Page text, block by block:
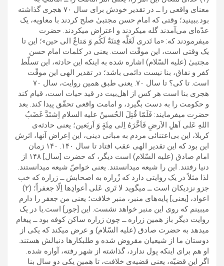
معنای واقعی را ــ در تقدیر خودش برای سال ۷۰ هجری گذاشته
بود.ببینید؛ وقتی که امام حسن مجتبیٰ صلح کردند با معاویه، یک
عدّه‌ای می‌آمدند گله میکردند و اعتراض میکردند. حضرت
میفرمودند که: «ما تَدری لَعَلَّه فِتنَةٌ لَکُم وَ مَتاعٌ الی حین»؛ این تا
یک وقتی است، این موقّت است. یعنی در کلمات امام حسن
مجتبیٰ (علیه السّلام) اشاره شده به اینکه این حادثه، این تسلّط
کفر و نفاق، بنا نیست دائمی باشد؛ در تقدیر الهی این موقّت
است. تا کی؟ تا سال ۷۰. یعنی طبق همین روایت، سال ۷۰
هجری بنا است هر کس از اهل‌بیت در قید حیات است، قیام کند
و حکومت را به دست بگیرد، و امامت واقعی تحقّق پیدا کند. بعد
حضرت میفرمایند: فَلَمّا قُتِلَ الحُسینُ علیه السلام اِشتَدَّ غَضَبُ
اللهِ عَلی اَهلِ الاَرضِ فَاَخَّرَهُ اِلی مِئَةٍ وَ اَربَعین؛ یعنی حادثه‌ی
کربلا، این بی‌اعتنائی مردم به مبانی دینی، این اِعراض آنها، اثرش
این بود که این تقدیر الهی عقب افتاد تا سال ۱۴۰. ۱۴۰ زمان
امام صادق (علیه السّلام) است دیگر، که حضرت [سال] ۱۴۸ از
دنیا رفتند. این را شیعه میدانستند. یعنی خواصّ شیعه میدانستند.
لذا مثلاً در یک روایتی دارد که زُراره به اصحابش ــ زراره که خب
جزو نزدیکان است ــ میگوید لا تَری عَلی أعوادِها اِلّا جعفراً؛ (۲)
اعواد، [یعنی] پایه‌های منبر، منبر خلافت؛ یعنی من جعفر را دارم
میبینم که روی این منبر خواهد نشست. این [جور] است.یا در یک
روایت دیگر باز همین زراره ــ چون زراره ساکن کوفه بود ــ پیغام
میدهد به حضرت صادق (علیه‌ السّلام) و عرض میکند که یکی از
دوستان ما از شیعیان مقروض شده و طلبکارها دنبالش هستند.
او هم برای اینکه پول ندارد، گذاشته از شهر رفته، آواره شده.
اگر این قضیّه، یعنی قضیه‌ی خلافت، تا همین یکی دو سال بنا